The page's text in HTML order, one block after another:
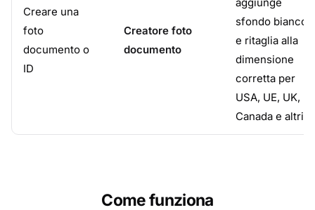
Creare una
foto
documento o
ID
Creatore foto
documento
sfondo bianco
e ritaglia alla
dimensione
corretta per
USA, UE, UK,
Canada e altri.
Come funziona